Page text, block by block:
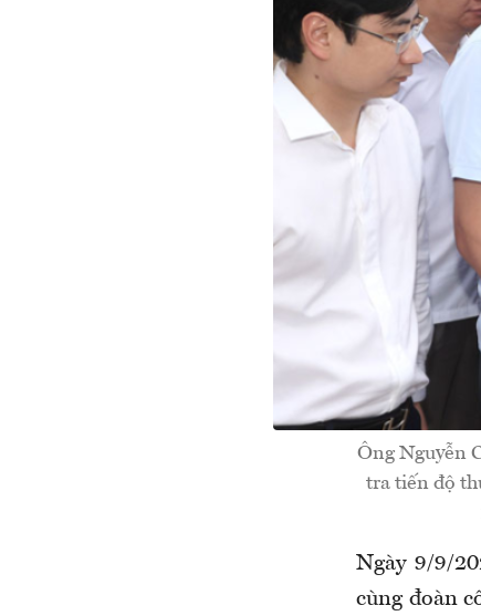
Ông Nguyễn
tra tiến độ
Ngày 9/9/
cùng đoàn